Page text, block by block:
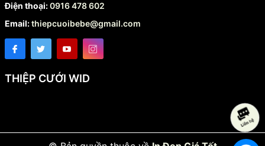
Điện thoại:0916 478 602
Email:thiepcuoibebe@gmail.com
THIỆP CƯỚI WID